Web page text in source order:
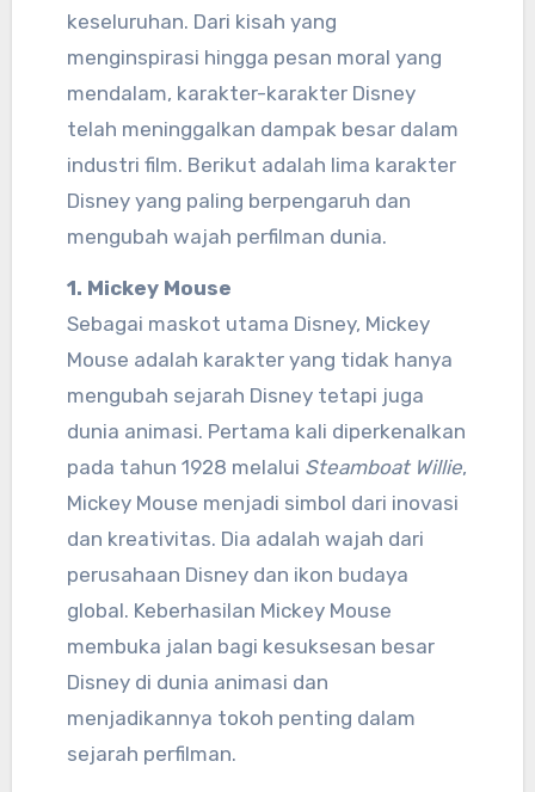
keseluruhan. Dari kisah yang
menginspirasi hingga pesan moral yang
mendalam, karakter-karakter Disney
telah meninggalkan dampak besar dalam
industri film. Berikut adalah lima karakter
Disney yang paling berpengaruh dan
mengubah wajah perfilman dunia.
1. Mickey Mouse
Sebagai maskot utama Disney, Mickey
Mouse adalah karakter yang tidak hanya
mengubah sejarah Disney tetapi juga
dunia animasi. Pertama kali diperkenalkan
pada tahun 1928 melalui Steamboat Willie,
Mickey Mouse menjadi simbol dari inovasi
dan kreativitas. Dia adalah wajah dari
perusahaan Disney dan ikon budaya
global. Keberhasilan Mickey Mouse
membuka jalan bagi kesuksesan besar
Disney di dunia animasi dan
menjadikannya tokoh penting dalam
sejarah perfilman.